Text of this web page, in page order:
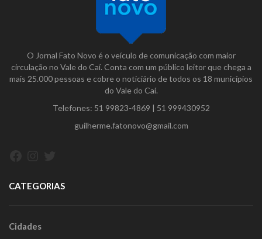
O Jornal Fato Novo é o veículo de comunicação com maior
circulação no Vale do Caí. Conta com um público leitor que chega a
mais 25.000 pessoas e cobre o noticiário de todos os 18 municípios
do Vale do Caí.
Telefones: 51 99823-4869 | 51 999430952
guilherme.fatonovo@gmail.com
CATEGORIAS
Cidades